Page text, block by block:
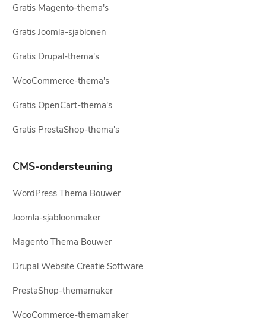
Gratis Magento-thema's
Gratis Joomla-sjablonen
Gratis Drupal-thema's
WooCommerce-thema's
Gratis OpenCart-thema's
Gratis PrestaShop-thema's
CMS-ondersteuning
WordPress Thema Bouwer
Joomla-sjabloonmaker
Magento Thema Bouwer
Drupal Website Creatie Software
PrestaShop-themamaker
WooCommerce-themamaker